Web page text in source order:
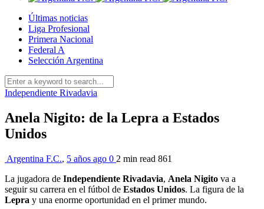
Últimas noticias
Liga Profesional
Primera Nacional
Federal A
Selección Argentina
Independiente Rivadavia
Anela Nigito: de la Lepra a Estados
Unidos
Argentina F.C., 5 años ago 0 2 min read 861
La jugadora de Independiente Rivadavia, Anela Nigito va a
seguir su carrera en el fútbol de Estados Unidos. La figura de la
Lepra y una enorme oportunidad en el primer mundo.